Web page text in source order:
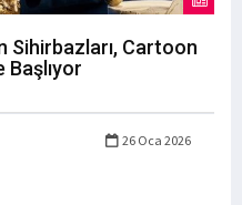
Sihirbazları, Cartoon
Başlıyor
26 Oca 2026